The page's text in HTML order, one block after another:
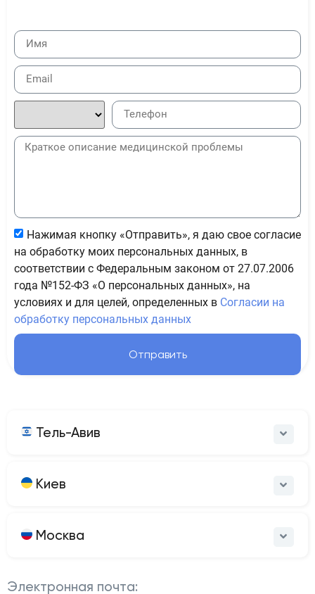
Нажимая кнопку «Отправить», я даю свое согласие
на обработку моих персональных данных, в
соответствии с Федеральным законом от 27.07.2006
года №152-ФЗ «О персональных данных», на
условиях и для целей, определенных в Согласии на
обработку персональных данных
Отправить
Тель-Авив
Киев
Москва
Электронная почта: